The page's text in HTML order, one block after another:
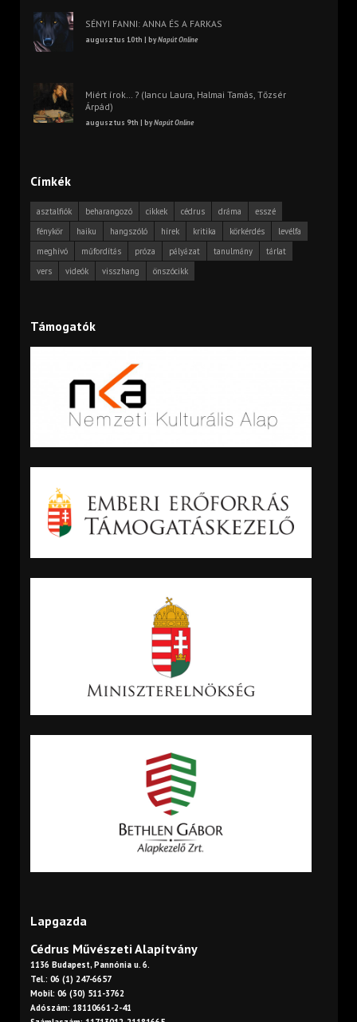
SÉNYI FANNI: ANNA ÉS A FARKAS
augusztus 10th | byNapút Online
Miért írok… ? (Iancu Laura, Halmai Tamás, Tőzsér
Árpád)
augusztus 9th | byNapút Online
Címkék
asztalfiók beharangozó cikkek cédrus dráma
esszé
fénykör
haiku hangszóló hírek kritika körkérdés
levélfa
meghívó
műfordítás próza pályázat tanulmány
tárlat
vers
videók visszhang önszócikk
Támogatók
Lapgazda
Cédrus Művészeti Alapítvány
1136 Budapest, Pannónia u. 6.
Tel.: 06 (1) 247-6657
Mobil: 06 (30) 511-3762
Adószám: 18110661-2-41